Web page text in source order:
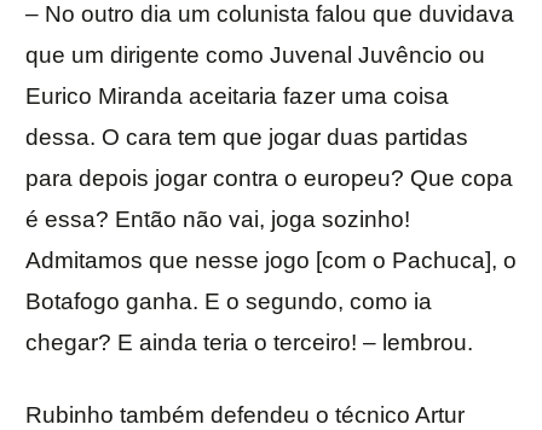
– No outro dia um colunista falou que duvidava
que um dirigente como Juvenal Juvêncio ou
Eurico Miranda aceitaria fazer uma coisa
dessa. O cara tem que jogar duas partidas
para depois jogar contra o europeu? Que copa
é essa? Então não vai, joga sozinho!
Admitamos que nesse jogo [com o Pachuca], o
Botafogo ganha. E o segundo, como ia
chegar? E ainda teria o terceiro! – lembrou.
Rubinho também defendeu o técnico Artur